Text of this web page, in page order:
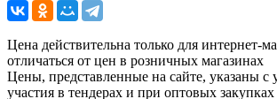
Цена действительна только для интернет-
отличаться от цен в розничных магазинах
Цены, представленные на сайте, указаны
участия в тендерах и при оптовых